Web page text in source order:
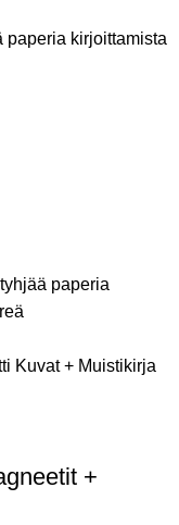
paperia kirjoittamista
paperia
+